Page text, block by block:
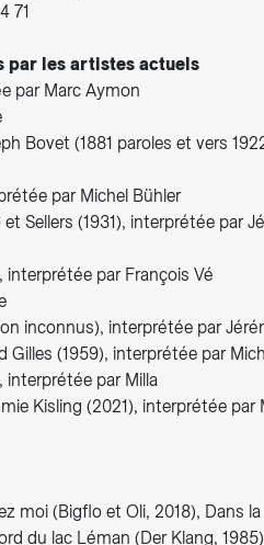
71
par les artistes actuels
par Marc Aymon
Bovet (1881 paroles et vers
par Michel Bühler
Sellers (1931), interprétée par
interprétée par François Vé
inconnus), interprétée par
Gilles (1959), interprétée par
interprétée par Milla
Kisling (2021), interprétée par
moi (Bigflo et Oli, 2018), Dans
du lac Léman (Der Klang,